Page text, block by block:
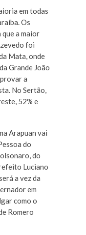
em todas
Os
que a maior
foi
Mata, onde
Grande João
a
No Sertão,
52% e
Arapuan vai
do
do
Luciano
a vez da
em
como o
Romero